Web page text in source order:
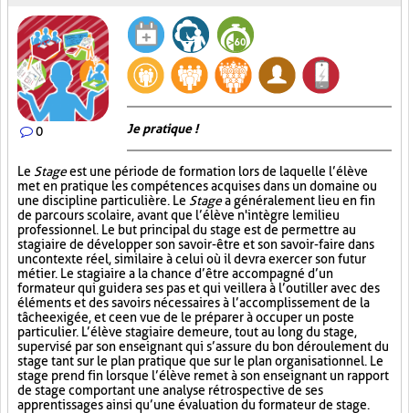
0 Je pratique !
Le Stageest une période de formation lors de laquelle l’élève
met en pratique les compétences acquises dans un domaine ou
une discipline particulière. Le Stagea généralement lieu en fin
de parcours scolaire, avant que l’élève n'intègre le milieu
professionnel. Le but principal du stage est de permettre au
stagiaire de développer son savoir-être et son savoir-faire dans
un contexte réel, similaire à celui où il devra exercer son futur
métier. Le stagiaire a la chance d’être accompagné d’un
formateur qui guidera ses pas et qui veillera à l’outiller avec des
éléments et des savoirs nécessaires à l’accomplissement de la
tâche exigée, et ce en vue de le préparer à occuper un poste
particulier. L’élève stagiaire demeure, tout au long du stage,
supervisé par son enseignant qui s’assure du bon déroulement du
stage tant sur le plan pratique que sur le plan organisationnel. Le
stage prend fin lorsque l’élève remet à son enseignant un rapport
de stage comportant une analyse rétrospective de ses
apprentissages ainsi qu’une évaluation du formateur de stage.